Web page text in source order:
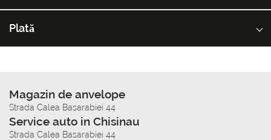
Plată
Magazin de anvelope
Strada Calea Basarabiei 44
Service auto in Chisinau
Strada Calea Basarabiei 44